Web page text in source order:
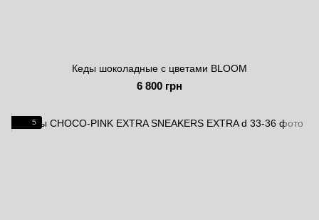
Кеды шоколадные с цветами BLOOM
6 800 грн
5